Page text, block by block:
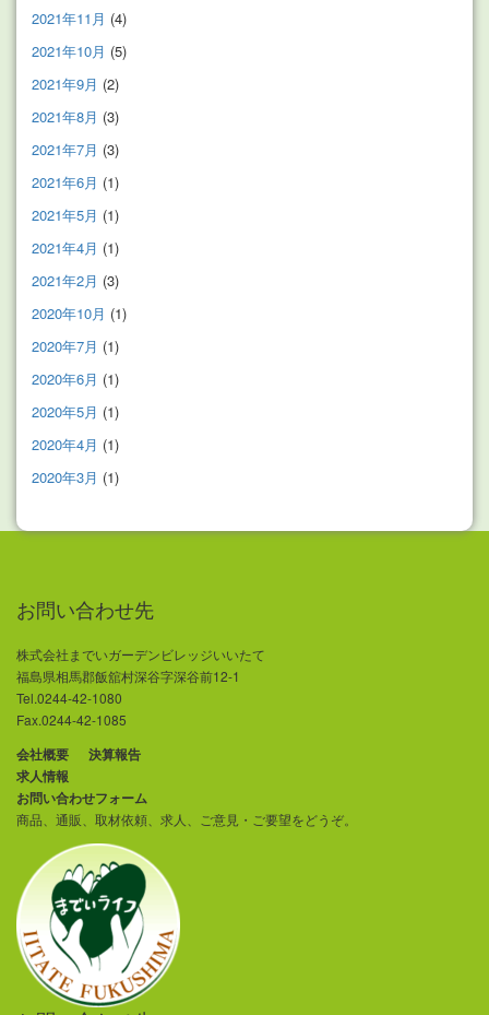
2021年11月 (4)
2021年10月 (5)
2021年9月 (2)
2021年8月 (3)
2021年7月 (3)
2021年6月 (1)
2021年5月 (1)
2021年4月 (1)
2021年2月 (3)
2020年10月 (1)
2020年7月 (1)
2020年6月 (1)
2020年5月 (1)
2020年4月 (1)
2020年3月 (1)
お問い合わせ先
株式会社までいガーデンビレッジいいたて
福島県相馬郡飯舘村深谷字深谷前12-1
Tel.0244-42-1080
Fax.0244-42-1085
会社概要
決算報告
求人情報
お問い合わせフォーム
商品、通販、取材依頼、求人、ご意見・ご要望をどうぞ。